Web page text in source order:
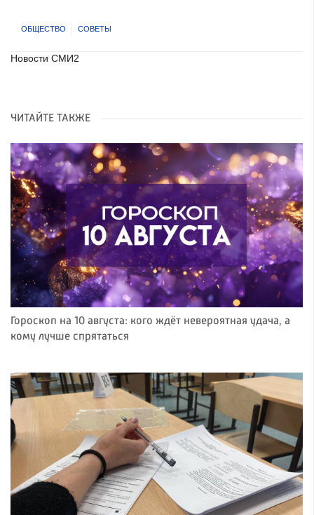
ОБЩЕСТВО СОВЕТЫ
Новости СМИ2
ЧИТАЙТЕ ТАКЖЕ
Гороскоп на 10 августа: кого ждёт невероятная удача, а
кому лучше спрятаться